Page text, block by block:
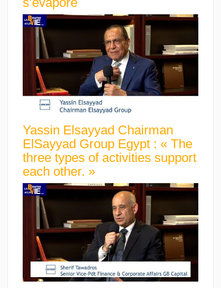
Yassin Elsayyad Chairman
ElSayyad Group Egypt : « The
three types of activities support
each other. »